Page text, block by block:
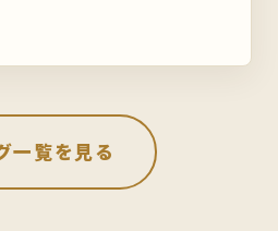
一覧を見る